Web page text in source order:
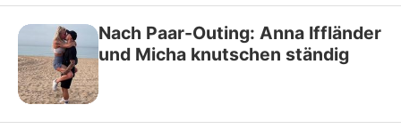
Nach Paar-Outing: Anna Iffländer
und Micha knutschen ständig